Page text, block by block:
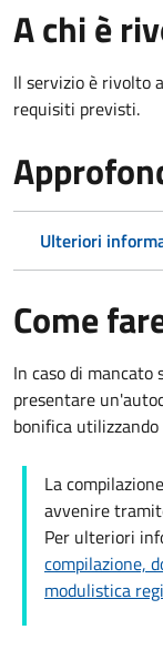
A chi è
Il servizio è rivolto
requisiti previsti.
Ulteriori
Come
In caso di mancato
presentare
bonifica
La
avvenire
Per ulteriori
compilazione,
modulistica